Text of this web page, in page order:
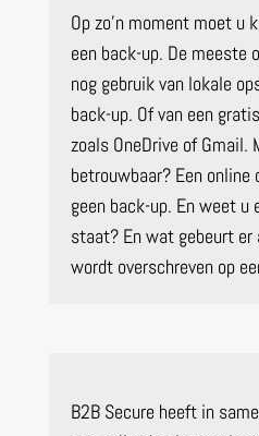
Op zo’n moment moet u
een back-up. De meeste
nog gebruik van lokale
back-up. Of van een
zoals OneDrive of Gmail.
betrouwbaar? Een
geen back-up. En weet u
staat? En wat gebeurt er
wordt overschreven op
B2B Secure heeft in